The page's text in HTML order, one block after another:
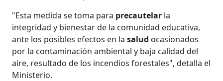
"Esta medida se toma para precautelar la
integridad y bienestar de la comunidad educativa,
ante los posibles efectos en lasalud ocasionados
por la contaminación ambiental y baja calidad del
aire, resultado de los incendios forestales", detalla el
Ministerio.